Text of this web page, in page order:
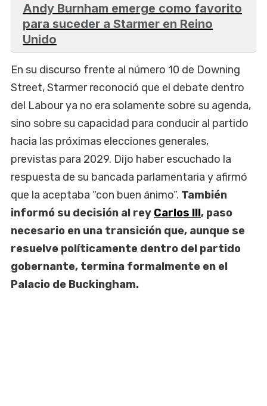
Andy Burnham emerge como favorito
para suceder a Starmer en Reino
Unido
En su discurso frente al número 10 de Downing
Street, Starmer reconoció que el debate dentro
del Labour ya no era solamente sobre su agenda,
sino sobre su capacidad para conducir al partido
hacia las próximas elecciones generales,
previstas para 2029. Dijo haber escuchado la
respuesta de su bancada parlamentaria y afirmó
que la aceptaba “con buen ánimo”. También
informó su decisión al rey Carlos III, paso
necesario en una transición que, aunque se
resuelve políticamente dentro del partido
gobernante, termina formalmente en el
Palacio de Buckingham.